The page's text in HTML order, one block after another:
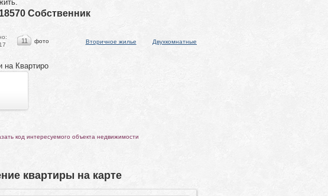
Собственник
11 фото Вторичное жилье Двухкомнатные
на Квартиро
код интересуемого объекта недвижимости
квартиры на карте